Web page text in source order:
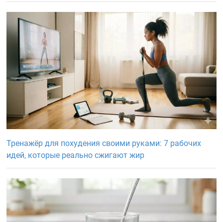
Тренажёр для похудения своими руками: 7 рабочих
идей, которые реально сжигают жир